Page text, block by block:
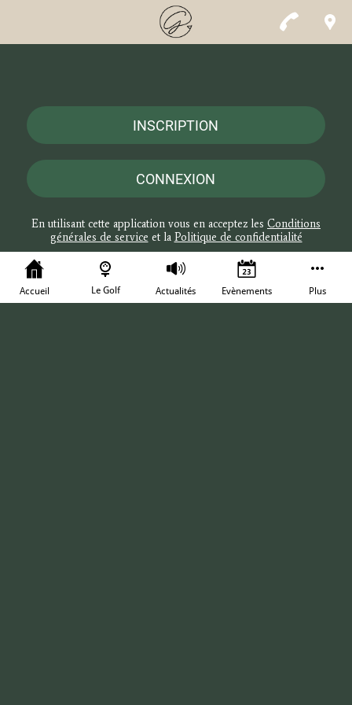
INSCRIPTION
CONNEXION
En utilisant cette application vous en acceptez les Conditions
générales de service et la Politique de confidentialité
Accueil Le Golf Actualités Evènements Plus